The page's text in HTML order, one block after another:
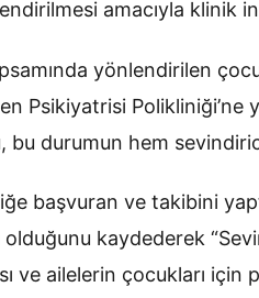
amacıyla klinik
yönlendirilen
Psikiyatrisi Polikliniği’ne
bu durumun hem
başvuran ve takibini
olduğunu kaydederek
ve ailelerin çocukları